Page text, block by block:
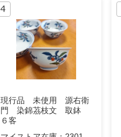
現行品 未使用 源右衛
門 染錦茘枝文 取鉢
６客